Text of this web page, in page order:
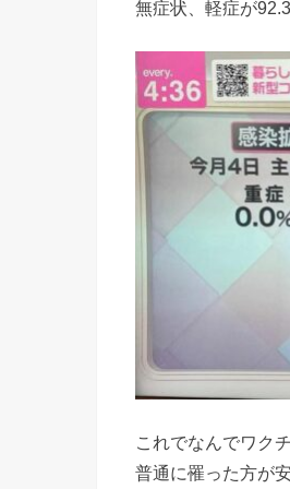
無症状、軽症が
これでなんでワク
普通に罹った方が